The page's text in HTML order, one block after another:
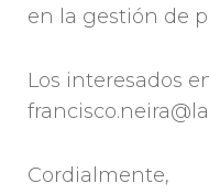
en la gestión de
Los interesados
Cordialmente,